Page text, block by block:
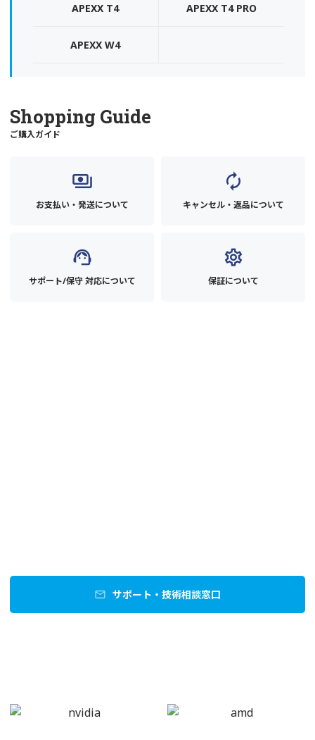
APEXX T4 APEXX T4 PRO
APEXX W4
Shopping Guide
ご購入ガイド
payments
お支払い・発送について
autorenew
キャンセル・返品について
support_agent
サポート/保守 対応について
settings
保証について
mail サポート・技術相談窓口